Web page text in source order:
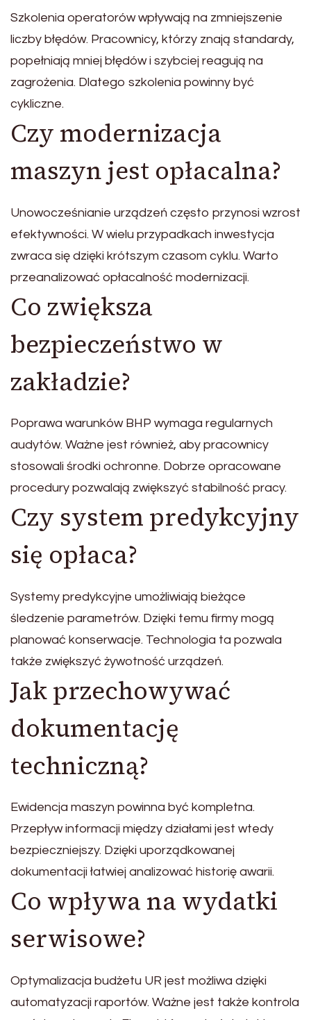
Szkolenia operatorów wpływają na zmniejszenie
liczby błędów. Pracownicy, którzy znają standardy,
popełniają mniej błędów i szybciej reagują na
zagrożenia. Dlatego szkolenia powinny być
cykliczne.
Czy modernizacja
maszyn jest opłacalna?
Unowocześnianie urządzeń często przynosi wzrost
efektywności. W wielu przypadkach inwestycja
zwraca się dzięki krótszym czasom cyklu. Warto
przeanalizować opłacalność modernizacji.
Co zwiększa
bezpieczeństwo w
zakładzie?
Poprawa warunków BHP wymaga regularnych
audytów. Ważne jest również, aby pracownicy
stosowali środki ochronne. Dobrze opracowane
procedury pozwalają zwiększyć stabilność pracy.
Czy system predykcyjny
się opłaca?
Systemy predykcyjne umożliwiają bieżące
śledzenie parametrów. Dzięki temu firmy mogą
planować konserwacje. Technologia ta pozwala
także zwiększyć żywotność urządzeń.
Jak przechowywać
dokumentację
techniczną?
Ewidencja maszyn powinna być kompletna.
Przepływ informacji między działami jest wtedy
bezpieczniejszy. Dzięki uporządkowanej
dokumentacji łatwiej analizować historię awarii.
Co wpływa na wydatki
serwisowe?
Optymalizacja budżetu UR jest możliwa dzięki
automatyzacji raportów. Ważne jest także kontrola